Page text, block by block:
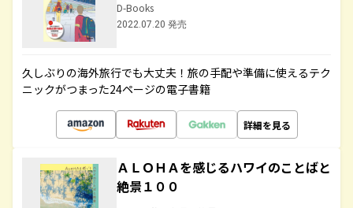
D-Books
2022.07.20 発売
久しぶりの海外旅行でも大丈夫！旅の手配や準備に使えるテク
ニックがつまった24ページの電子書籍
詳細を見る
ＡＬＯＨＡを感じるハワイのことばと
絶景１００